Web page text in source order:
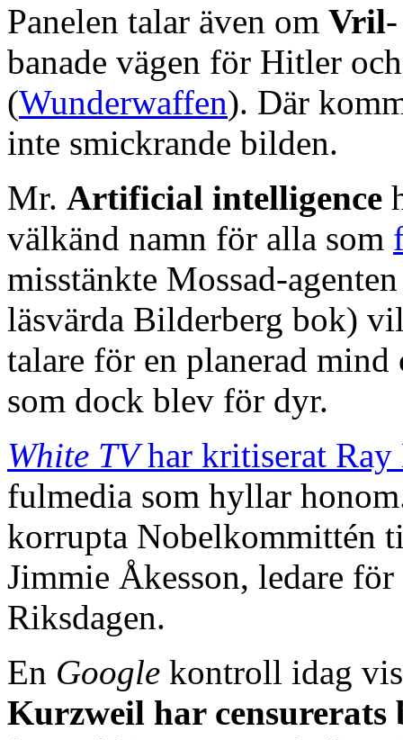
Panelen talar även om Vril
banade vägen för Hitler
(Wunderwaffen). Där
inte smickrande bilden.
Mr. Artificial intelligence
välkänd namn för alla som
misstänkte Mossad-
läsvärda Bilderberg bok)
talare för en planerad
som dock blev för dyr.
White TVhar kritiserat
fulmedia som hyllar
korrupta Nobelkommittén
Jimmie Åkesson, ledare
Riksdagen.
En Google kontroll idag
Kurzweil har